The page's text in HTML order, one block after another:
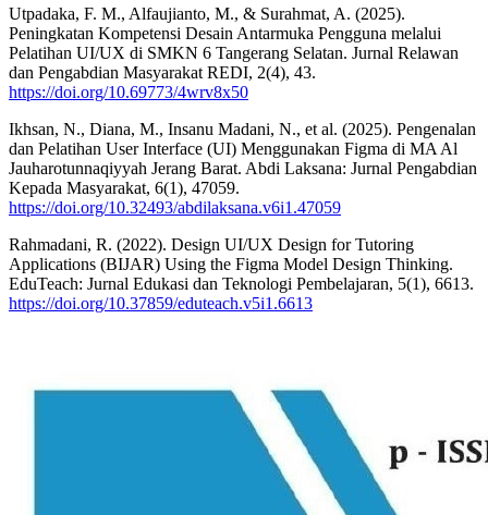
Utpadaka, F. M., Alfaujianto, M., & Surahmat, A. (2025).
Peningkatan Kompetensi Desain Antarmuka Pengguna melalui
Pelatihan UI/UX di SMKN 6 Tangerang Selatan. Jurnal Relawan
dan Pengabdian Masyarakat REDI, 2(4), 43.
https://doi.org/10.69773/4wrv8x50
Ikhsan, N., Diana, M., Insanu Madani, N., et al. (2025). Pengenalan
dan Pelatihan User Interface (UI) Menggunakan Figma di MA Al
Jauharotunnaqiyyah Jerang Barat. Abdi Laksana: Jurnal Pengabdian
Kepada Masyarakat, 6(1), 47059.
https://doi.org/10.32493/abdilaksana.v6i1.47059
Rahmadani, R. (2022). Design UI/UX Design for Tutoring
Applications (BIJAR) Using the Figma Model Design Thinking.
EduTeach: Jurnal Edukasi dan Teknologi Pembelajaran, 5(1), 6613.
https://doi.org/10.37859/eduteach.v5i1.6613